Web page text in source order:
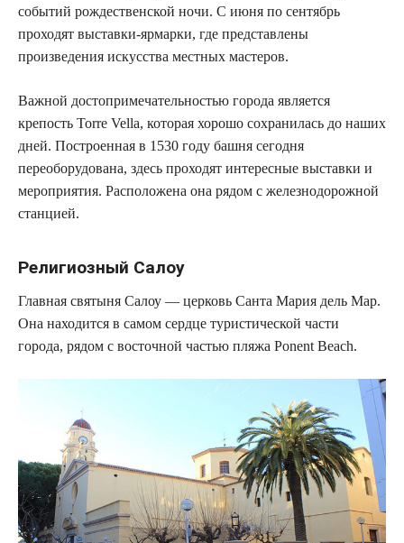
событий рождественской ночи. С июня по сентябрь
проходят выставки-ярмарки, где представлены
произведения искусства местных мастеров.
Важной достопримечательностью города является
крепость Torre Vella, которая хорошо сохранилась до наших
дней. Построенная в 1530 году башня сегодня
переоборудована, здесь проходят интересные выставки и
мероприятия. Расположена она рядом с железнодорожной
станцией.
Религиозный Салоу
Главная святыня Салоу — церковь Санта Мария дель Мар.
Она находится в самом сердце туристической части
города, рядом с восточной частью пляжа Ponent Beach.